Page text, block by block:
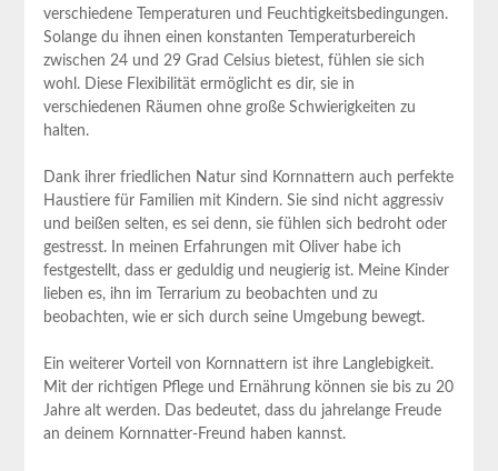
verschiedene Temperaturen und Feuchtigkeitsbedingungen.
Solange du ihnen einen konstanten Temperaturbereich
zwischen 24 und 29 Grad Celsius bietest, fühlen sie sich
wohl. Diese Flexibilität ermöglicht es dir, sie in
verschiedenen Räumen ohne große Schwierigkeiten zu
halten.
Dank ihrer friedlichen Natur sind Kornnattern auch perfekte
Haustiere für Familien mit Kindern. Sie sind nicht aggressiv
und beißen selten, es sei denn, sie fühlen sich bedroht oder
gestresst. In meinen Erfahrungen mit Oliver habe ich
festgestellt, dass er geduldig und neugierig ist. Meine Kinder
lieben es, ihn im Terrarium zu beobachten und zu
beobachten, wie er sich durch seine Umgebung bewegt.
Ein weiterer Vorteil von Kornnattern ist ihre Langlebigkeit.
Mit der richtigen Pflege und Ernährung können sie bis zu 20
Jahre alt werden. Das bedeutet, dass du jahrelange Freude
an deinem Kornnatter-Freund haben kannst.